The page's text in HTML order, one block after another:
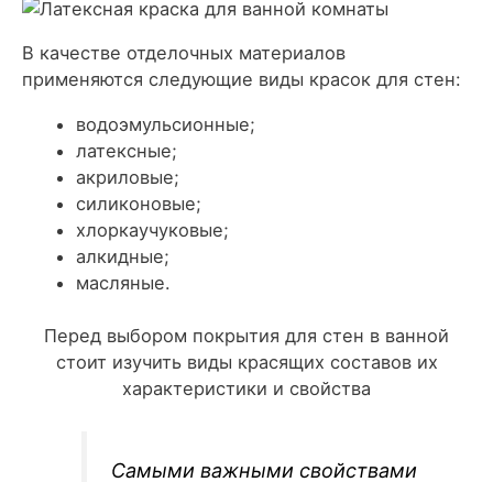
В качестве отделочных материалов
применяются следующие виды красок для стен:
водоэмульсионные;
латексные;
акриловые;
силиконовые;
хлоркаучуковые;
алкидные;
масляные.
Перед выбором покрытия для стен в ванной
стоит изучить виды красящих составов их
характеристики и свойства
Самыми важными свойствами